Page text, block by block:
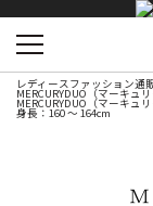
レディースファッション通
MERCURYDUO（マーキュ
MERCURYDUO（マーキュ
身長：160 ～ 164cm